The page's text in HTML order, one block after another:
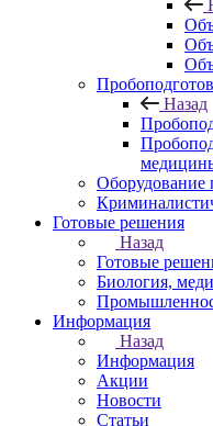
Назад
Оборудование
Готовые решения
Назад
Готовые
Биология,
Информация
Назад
Информация
Акции
Новости
Статьи